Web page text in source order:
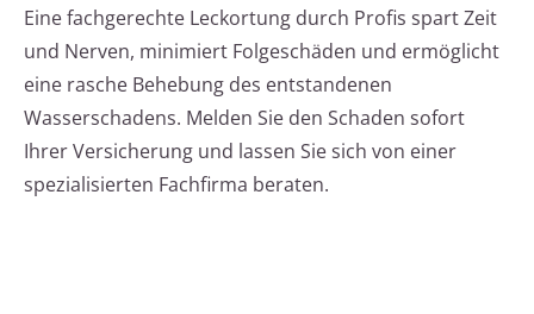
Eine fachgerechte Leckortung durch Profis spart Zeit
und Nerven, minimiert Folgeschäden und ermöglicht
eine rasche Behebung des entstandenen
Wasserschadens. Melden Sie den Schaden sofort
Ihrer Versicherung und lassen Sie sich von einer
spezialisierten Fachfirma beraten.